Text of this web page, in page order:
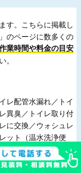
す。こちらに掲載し
」のページに数多くの
業時間や料金の目安
レ配管水漏れ／トイ
異臭／トイレ取り付
に交換／ウォシュレ
ット（温水洗浄便
浄便座）の交換／ト